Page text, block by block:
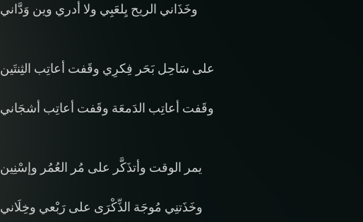
وخَذَاني الريح يِلعَبِي ولا أدري وين وَدَّاني
على سَاحِل بَحَر فِكرِي وقَفت أعاتِب الثِنتَين
وقَفت أعاتِب الدَمعَة وقَفت أعاتِب أشجَاني
يمر الوقت وأتذَكَّر على مُر العُمُر وإسْنِين
وخَذَتنِي مُوجَة الذِّكْرَى على رَبْعي وخِلَاني